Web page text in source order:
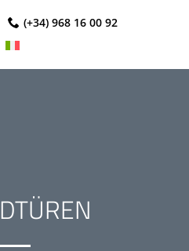
(+34) 968 16 00 92